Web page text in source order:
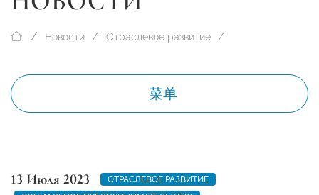
Новости Отраслевое развитие
菜单
13 Июля 2023
ОТРАСЛЕВОЕ РАЗВИТИЕ